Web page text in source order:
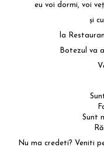
eu voi dormi, voi
şi
la
Botezul va
Sunt
Nu ma credeti? Veniti